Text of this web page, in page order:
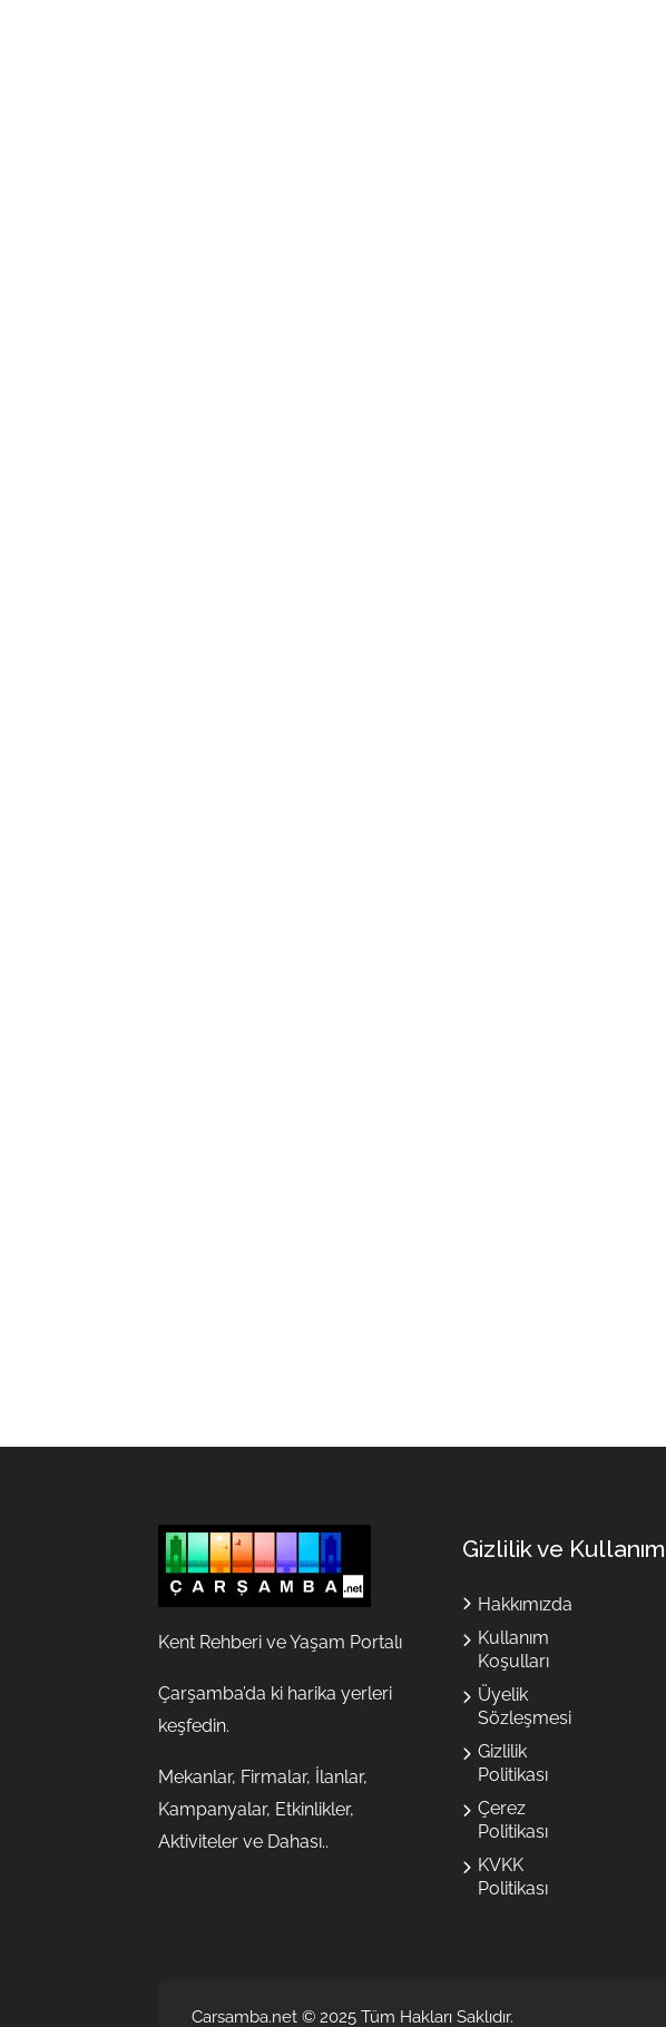
Kent Rehberi ve Yaşam Portalı
Çarşamba’da ki harika yerleri
keşfedin.
Mekanlar, Firmalar, İlanlar,
Kampanyalar, Etkinlikler,
Aktiviteler ve Dahası..
Gizlilik ve Kullanım
Hakkımızda
Kullanım
Koşulları
Üyelik
Sözleşmesi
Gizlilik
Politikası
Çerez
Politikası
KVKK
Politikası
Carsamba.net © 2025 Tüm Hakları Saklıdır.